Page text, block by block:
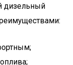
дизельный